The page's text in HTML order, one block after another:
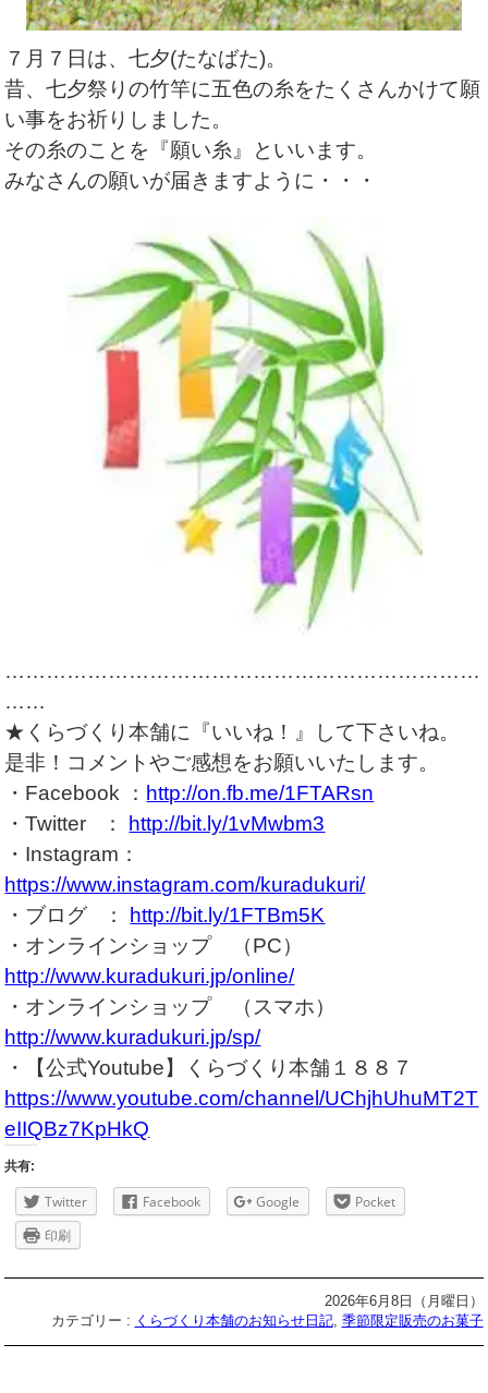
７月７日は、七夕(たなばた)。
昔、七夕祭りの竹竿に五色の糸をたくさんかけて願
い事をお祈りしました。
その糸のことを『願い糸』といいます。
みなさんの願いが届きますように・・・
……………………………………………………………
……
★くらづくり本舗に『いいね！』して下さいね。
是非！コメントやご感想をお願いいたします。
・Facebook ： http://on.fb.me/1FTARsn
・Twitter ： http://bit.ly/1vMwbm3
・Instagram：
https://www.instagram.com/kuradukuri/
・ブログ ： http://bit.ly/1FTBm5K
・オンラインショップ （PC）
http://www.kuradukuri.jp/online/
・オンラインショップ （スマホ）
http://www.kuradukuri.jp/sp/
・【公式Youtube】くらづくり本舗１８８７
https://www.youtube.com/channel/UChjhUhuMT2T
eIIQBz7KpHkQ
共有:
Twitter Facebook Google
Pocket
印刷
2026年6月8日（月曜日）
カテゴリー : くらづくり本舗のお知らせ日記, 季節限定販売のお菓子